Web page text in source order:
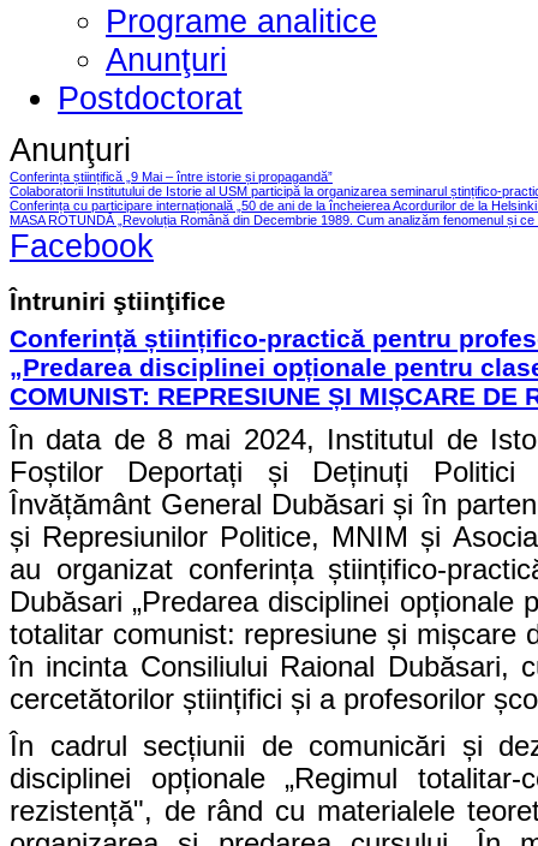
Programe analitice
Anunţuri
Postdoctorat
Anunţuri
Conferința științifică „9 Mai – între istorie și propagandă”
Colaboratorii Institutului de Istorie al USM participă la organizarea seminarul ștințifico-
Conferința cu participare internațională „50 de ani de la încheierea Acordurilor de la
MASA ROTUNDĂ „Revoluția Română din Decembrie 1989. Cum analizăm fenomenul și ce
Facebook
Întruniri ştiinţifice
Conferință științifico-practică pentru
„Predarea disciplinei opționale pentru
COMUNIST: REPRESIUNE ȘI MIȘCARE DE
În data de 8 mai 2024, Institutul de
Foștilor Deportați și Deținuți
Învățământ General Dubăsari și în
și Represiunilor Politice, MNIM și
au organizat conferința științifico-
Dubăsari „Predarea disciplinei
totalitar comunist: represiune și mișcare
în incinta Consiliului Raional Dubăsari,
cercetătorilor științifici și a profesorilor
În cadrul secțiunii de comunicări și
disciplinei opționale „Regimul
rezistență", de rând cu materialele